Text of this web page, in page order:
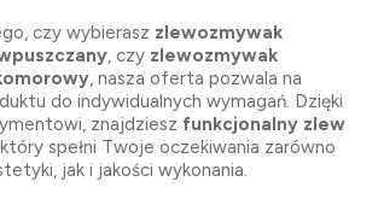
czy wybierasz zlewozmywak
, czy zlewozmywak
, nasza oferta pozwala na
do indywidualnych wymagań. Dzięki
znajdziesz funkcjonalny zlew
, który spełni Twoje oczekiwania zarówno
jak i jakości wykonania.